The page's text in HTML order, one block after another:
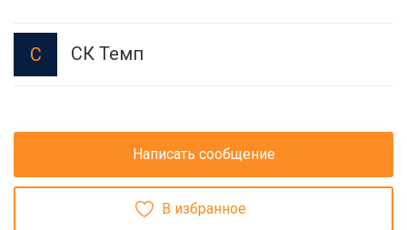
С СК Темп
Написать сообщение
В избранное